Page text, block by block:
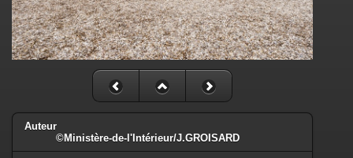
Auteur
©Ministère-de-l'Intérieur/J.GROISARD